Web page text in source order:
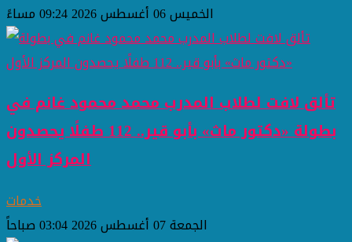
الخميس 06 أغسطس 2026 09:24 مساءً
تألق لافت لطلاب المدرب محمد محمود غانم في
بطولة «دكتور ماث» بأبو قير.. 112 طفلًا يحصدون
المركز الأول
خدمات
الجمعة 07 أغسطس 2026 03:04 صباحاً